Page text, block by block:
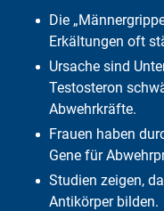
Die
Erkältungen oft
Ursache sind
Testosteron
Abwehrkräfte.
Frauen haben
Gene für
Studien zeigen,
Antikörper bilden.